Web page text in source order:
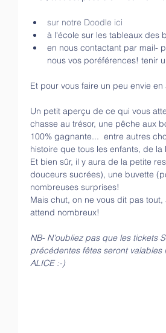
sur notre Doodle ici
à l'école sur les tableaux des
en nous contactant par mail-
nous vos poréférences! tenir
Et pour vous faire un peu envie en
Un petit aperçu de ce qui vous
chasse au trésor, une pêche aux
100% gagnante...  entre autres
histoire que tous les enfants, de
Et bien sûr, il y aura de la petite
douceurs sucrées), une buvette
nombreuses surprises!
Mais chut, on ne vous dit pas
attend nombreux!
NB- N'oubliez pas que les tickets
précédentes fêtes seront
ALICE :-)